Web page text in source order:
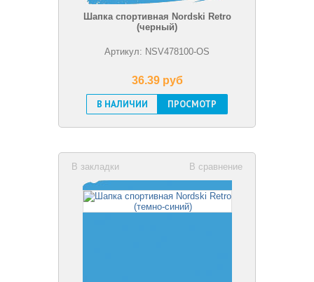
Шапка спортивная Nordski Retro
(черный)
Артикул: NSV478100-OS
36.39 pуб
В НАЛИЧИИ
ПРОСМОТР
В сравнение
В закладки